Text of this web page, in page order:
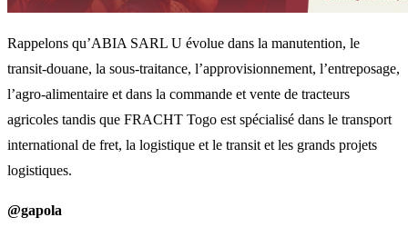
Rappelons qu’ABIA SARL U évolue dans la manutention, le
transit-douane, la sous-traitance, l’approvisionnement, l’entreposage,
l’agro-alimentaire et dans la commande et vente de tracteurs
agricoles tandis que FRACHT Togo est spécialisé dans le transport
international de fret, la logistique et le transit et les grands projets
logistiques.
@gapola